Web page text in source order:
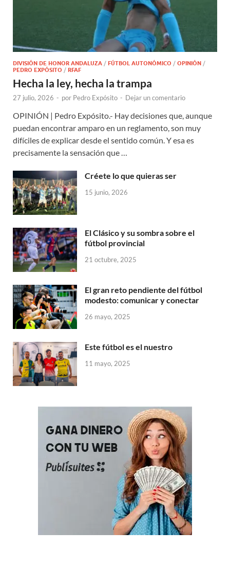
DIVISIÓN DE HONOR ANDALUZA / FÚTBOL AUTONÓMICO / OPINIÓN /
PEDRO EXPÓSITO / RFAF
Hecha la ley, hecha la trampa
27 julio, 2026 - por Pedro Expósito - Dejar un comentario
OPINIÓN | Pedro Expósito.- Hay decisiones que, aunque
puedan encontrar amparo en un reglamento, son muy
difíciles de explicar desde el sentido común. Y esa es
precisamente la sensación que …
Créete lo que quieras ser
15 junio, 2026
El Clásico y su sombra sobre el
fútbol provincial
21 octubre, 2025
El gran reto pendiente del fútbol
modesto: comunicar y conectar
26 mayo, 2025
Este fútbol es el nuestro
11 mayo, 2025